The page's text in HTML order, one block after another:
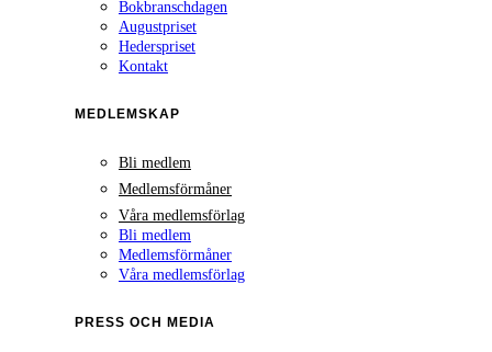
Bokbranschdagen
Augustpriset
Hederspriset
Kontakt
MEDLEMSKAP
Bli medlem
Medlemsförmåner
Våra medlemsförlag
Bli medlem
Medlemsförmåner
Våra medlemsförlag
PRESS OCH MEDIA